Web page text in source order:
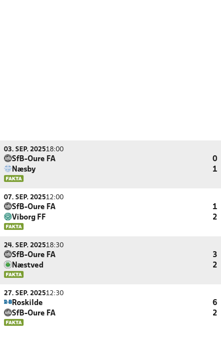
03. SEP. 202518:00
SfB-Oure FA
0
Næsby
1
07. SEP. 202512:00
SfB-Oure FA
1
Viborg FF
2
24. SEP. 202518:30
SfB-Oure FA
3
Næstved
2
27. SEP. 202512:30
Roskilde
6
SfB-Oure FA
2